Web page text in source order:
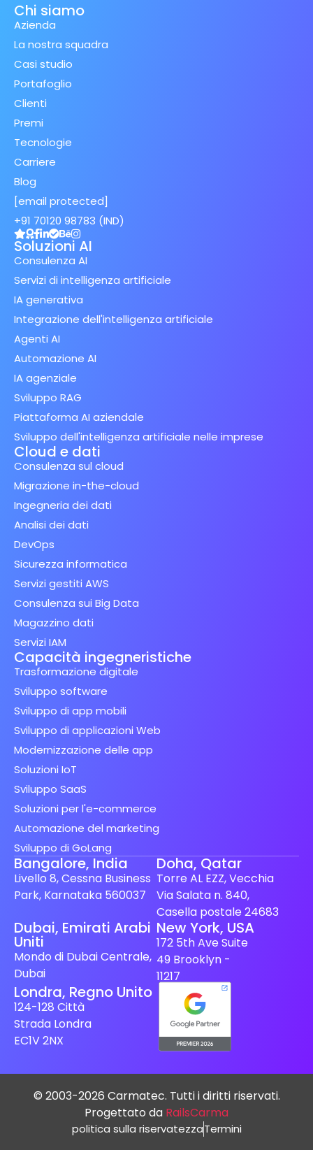
Chi siamo
Azienda
La nostra squadra
Casi studio
Portafoglio
Clienti
Premi
Tecnologie
Carriere
Blog
[email protected]
+91 70120 98783 (IND)
Soluzioni AI
Consulenza AI
Servizi di intelligenza artificiale
IA generativa
Integrazione dell'intelligenza artificiale
Agenti AI
Automazione AI
IA agenziale
Sviluppo RAG
Piattaforma AI aziendale
Sviluppo dell'intelligenza artificiale nelle imprese
Cloud e dati
Consulenza sul cloud
Migrazione in-the-cloud
Ingegneria dei dati
Analisi dei dati
DevOps
Sicurezza informatica
Servizi gestiti AWS
Consulenza sui Big Data
Magazzino dati
Servizi IAM
Capacità ingegneristiche
Trasformazione digitale
Sviluppo software
Sviluppo di app mobili
Sviluppo di applicazioni Web
Modernizzazione delle app
Soluzioni IoT
Sviluppo SaaS
Soluzioni per l'e-commerce
Automazione del marketing
Sviluppo di GoLang
Bangalore, India
Livello 8, Cessna Business
Park, Karnataka 560037
Doha, Qatar
Torre AL EZZ, Vecchia
Via Salata n. 840,
Casella postale 24683
Dubai, Emirati Arabi
Uniti
Mondo di Dubai Centrale,
Dubai
New York, USA
172 5th Ave Suite
49 Brooklyn -
11217
Londra, Regno Unito
124-128 Città
Strada Londra
EC1V 2NX
© 2003-2026 Carmatec. Tutti i diritti riservati.
Progettato da RailsCarma
politica sulla riservatezzaTermini